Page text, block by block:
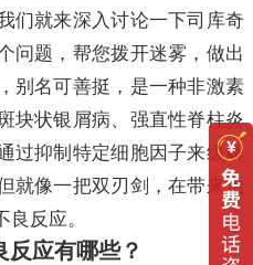
们就来深入讨论一下司库奇
问题，帮您拨开迷雾，做出
别名可善挺，是一种非激素
块状银屑病、强直性脊柱炎
过抑制特定细胞因子来缓解
就像一把双刃剑，在带来治
反应。
反应有哪些？